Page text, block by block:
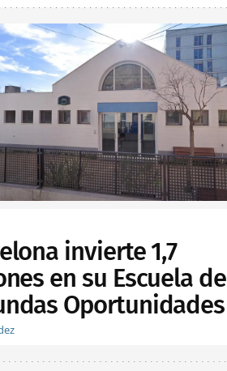
invierte 1,7
en su Escuela de
Oportunidades